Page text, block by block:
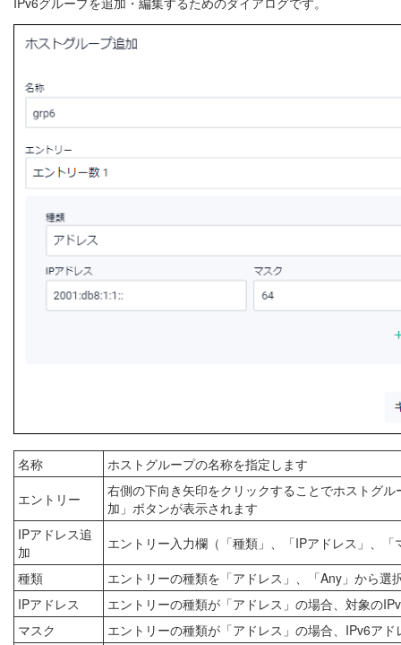
名称
ホストグループの名称を指定します
エントリー
右側の下向き矢印をクリックすることでホストグ
加」ボタンが表示されます
IPアドレス追
加
エントリー入力欄（「種類」、「IPアドレス」、
種類
エントリーの種類を「アドレス」、「Any」から選
IPアドレス
エントリーの種類が「アドレス」の場合、対象の
マスク
エントリーの種類が「アドレス」の場合、IPv6ア